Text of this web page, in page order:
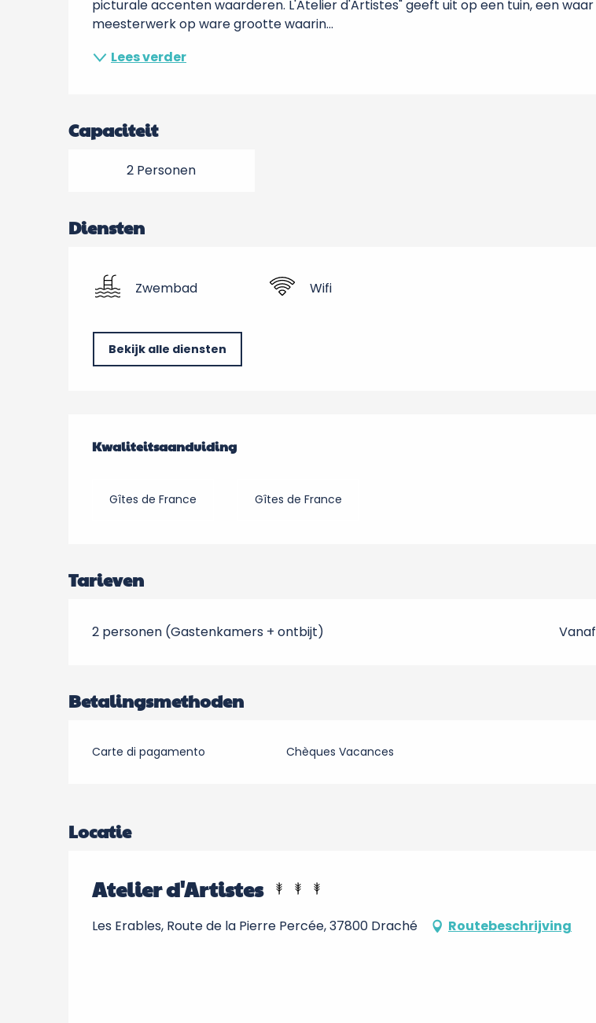
picturale accenten waarderen. L'Atelier d'Artistes" geeft uit op een tuin, een waar
meesterwerk op ware grootte waarin...
Lees verder
Capaciteit
2 Personen
Diensten
Zwembad Wifi
Bekijk alle diensten
Dienstverlening
Kwaliteitsaanduiding
Kwaliteitsaanduiding
Gîtes de France Gîtes de France
Tarieven
2 personen (Gastenkamers + ontbijt) Vanaf
Betalingsmethoden
Carte di pagamento Chèques Vacances
Locatie
Atelier d'Artistes
Les Erables, Route de la Pierre Percée, 37800 Draché Routebeschrijving